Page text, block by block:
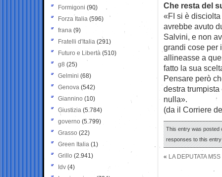
Che resta del
«FI si è
avrebbe avuto
Salvini, e non
grandi cose per
allineasse a
fatto la sua
Pensare però
destra
nulla».
(da il Corriere
This entry was posted
responses to this
« LA DEPUTATA
Formigoni (90)
Forza Italia (596)
frana (9)
Fratelli d'Italia (291)
Futuro e Libertà (510)
g8 (25)
Gelmini (68)
Genova (542)
Giannino (10)
Giustizia (5.784)
governo (5.799)
Grasso (22)
Green Italia (1)
Grillo (2.941)
Idv (4)